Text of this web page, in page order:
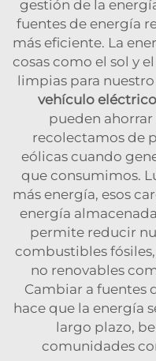
gestión de la
fuentes de energía
más eficiente. La
cosas como el sol y
limpias para
vehículo
pueden
recolectamos de
eólicas cuando
que consumimos.
más energía, esos
energía
permite reducir
combustibles
no renovables
Cambiar a fuentes
hace que la energía
largo plazo,
comunidades